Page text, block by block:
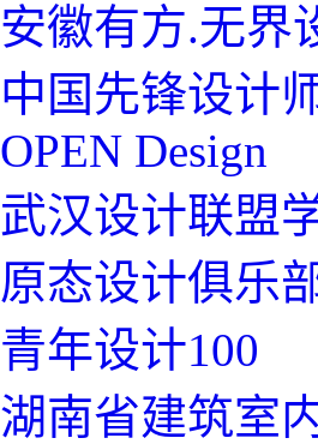
安徽有方.无界
中国先锋设计
OPEN Design
武汉设计联盟
原态设计俱乐
青年设计100
湖南省建筑室